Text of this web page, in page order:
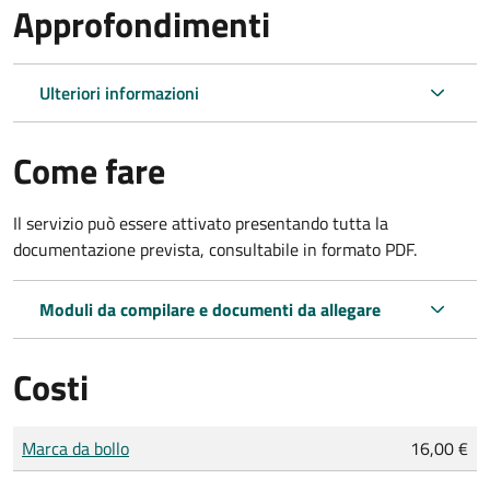
Approfondimenti
Ulteriori informazioni
Come fare
Il servizio può essere attivato presentando tutta la
documentazione prevista, consultabile in formato PDF.
Moduli da compilare e documenti da allegare
Costi
Tipo di pagamento
Importo
Marca da bollo 16,00 €